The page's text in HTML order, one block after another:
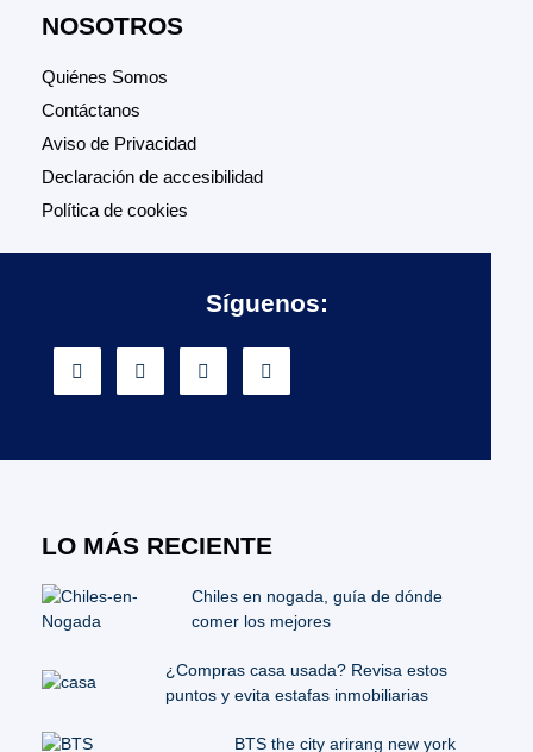
NOSOTROS
Quiénes Somos
Contáctanos
Aviso de Privacidad
Declaración de accesibilidad
Política de cookies
Síguenos:
LO MÁS RECIENTE
Chiles en nogada, guía de dónde
comer los mejores
¿Compras casa usada? Revisa estos
puntos y evita estafas inmobiliarias
BTS the city arirang new york